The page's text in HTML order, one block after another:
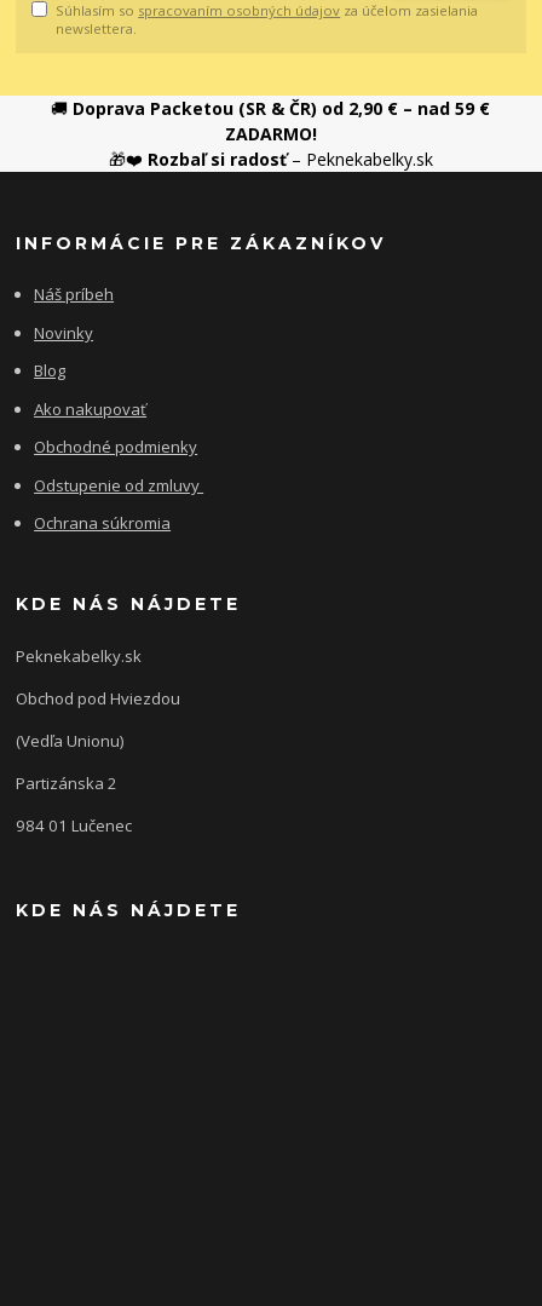
Súhlasím so spracovaním osobných údajov za účelom zasielania
newslettera.
🚚 Doprava Packetou (SR & ČR) od 2,90 € – nad 59 €
ZADARMO!
🎁❤️ Rozbaľ si radosť– Peknekabelky.sk
INFORMÁCIE PRE ZÁKAZNÍKOV
Náš príbeh
Novinky
Blog
Ako nakupovať
Obchodné podmienky
Odstupenie od zmluvy
Ochrana súkromia
KDE NÁS NÁJDETE
Peknekabelky.sk
Obchod pod Hviezdou
(Vedľa Unionu)
Partizánska 2
984 01 Lučenec
KDE NÁS NÁJDETE